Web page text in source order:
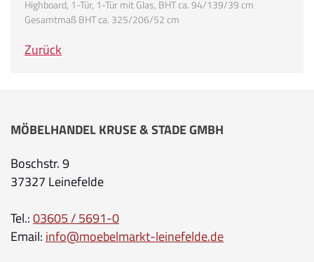
Highboard, 1-Tür, 1-Tür mit Glas, BHT ca. 94/139/39 cm
Gesamtmaß BHT ca. 325/206/52 cm
Zurück
MÖBELHANDEL KRUSE & STADE GMBH
Boschstr. 9
37327 Leinefelde
Tel.:03605 / 5691-0
Email: info@moebelmarkt-leinefelde.de